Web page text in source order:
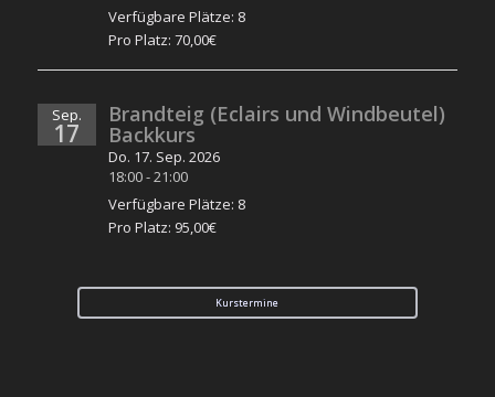
Verfügbare Plätze: 8
Pro Platz: 70,00€
Sep.
17
Brandteig (Eclairs und Windbeutel)
Backkurs
Do. 17. Sep. 2026
18:00-21:00
Verfügbare Plätze: 8
Pro Platz: 95,00€
Kurstermine